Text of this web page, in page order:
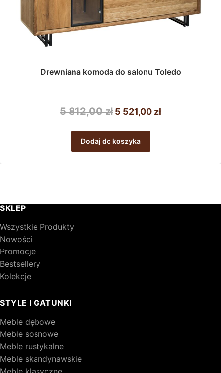
Drewniana komoda do salonu Toledo
5 812,00zł Pierwotna
wynosiła:
5
812,00 zł.
5 521,00 złAktualna
521,00 zł.
Dodaj do koszyka
SKLEP
Wszystkie Produkty
Nowości
Promocje
Bestsellery
Kolekcje
STYLE I GATUNKI
Meble dębowe
Meble sosnowe
Meble rustykalne
Meble skandynawskie